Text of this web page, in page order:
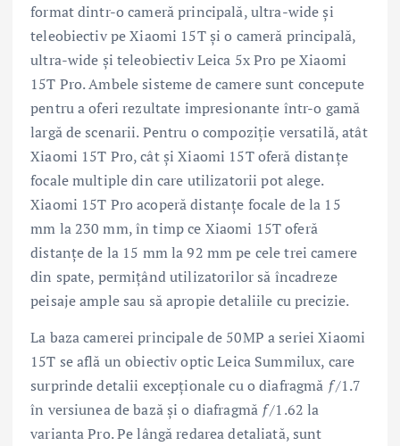
format dintr-o cameră principală, ultra-wide și
teleobiectiv pe Xiaomi 15T și o cameră principală,
ultra-wide și teleobiectiv Leica 5x Pro pe Xiaomi
15T Pro. Ambele sisteme de camere sunt concepute
pentru a oferi rezultate impresionante într-o gamă
largă de scenarii. Pentru o compoziție versatilă, atât
Xiaomi 15T Pro, cât și Xiaomi 15T oferă distanțe
focale multiple din care utilizatorii pot alege.
Xiaomi 15T Pro acoperă distanțe focale de la 15
mm la 230 mm, în timp ce Xiaomi 15T oferă
distanțe de la 15 mm la 92 mm pe cele trei camere
din spate, permițând utilizatorilor să încadreze
peisaje ample sau să apropie detaliile cu precizie.
La baza camerei principale de 50MP a seriei Xiaomi
15T se află un obiectiv optic Leica Summilux, care
surprinde detalii excepționale cu o diafragmă ƒ/1.7
în versiunea de bază și o diafragmă ƒ/1.62 la
varianta Pro. Pe lângă redarea detaliată, sunt